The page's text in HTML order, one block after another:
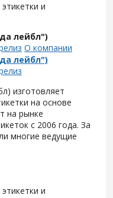
и
лейбл")
О компании
лейбл")
изготовляет
на основе
на рынке
с 2006 года. За
многие ведущие
и